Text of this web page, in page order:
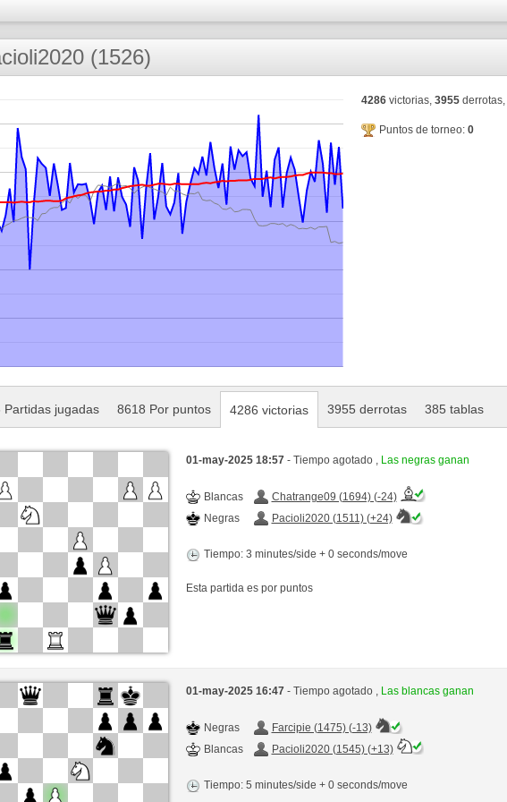
(1526)
4286victorias, 3955derrotas,
Puntos de torneo: 0
Partidas jugadas 8618 Por puntos 4286 victorias 3955 derrotas 385 tablas
01-may-2025 18:57 - Tiempo agotado , Las negras ganan
Blancas
Chatrange09 (1694) (-24)
Negras
Pacioli2020 (1511) (+24)
Tiempo: 3 minutes/side + 0 seconds/move
Esta partida es por puntos
01-may-2025 16:47 - Tiempo agotado , Las blancas ganan
Negras
Farcipie (1475) (-13)
Blancas
Pacioli2020 (1545) (+13)
Tiempo: 5 minutes/side + 0 seconds/move